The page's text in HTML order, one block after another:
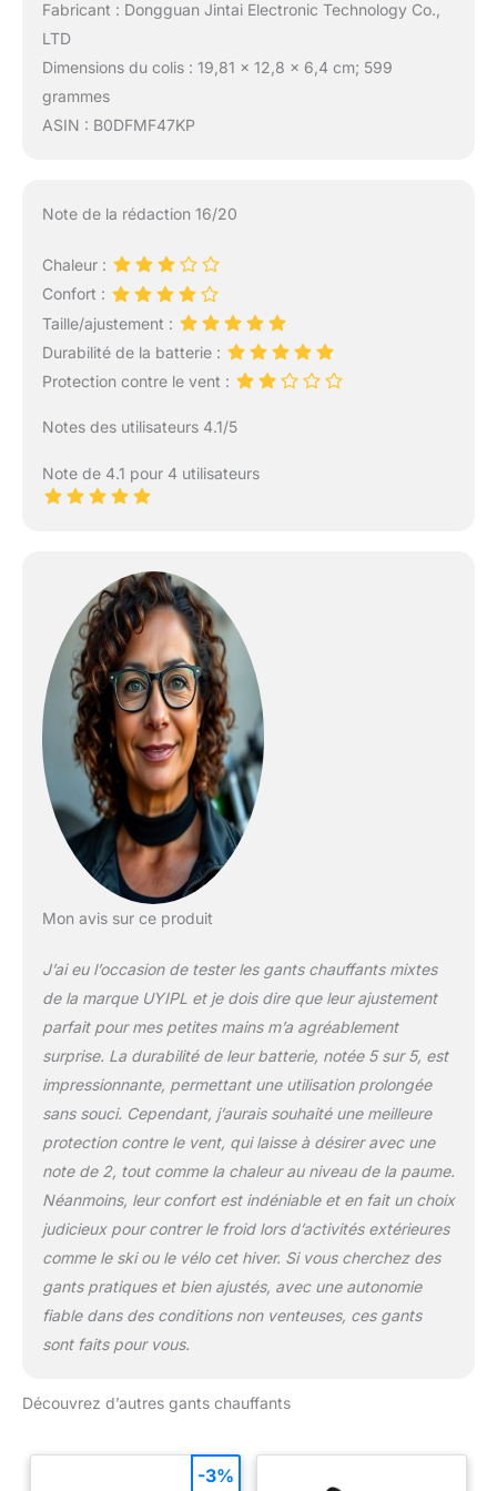
Fabricant : Dongguan Jintai Electronic Technology Co.,
LTD
Dimensions du colis : 19,81 x 12,8 x 6,4 cm; 599
grammes
ASIN : B0DFMF47KP
Note de la rédaction 16/20
Chaleur :
Confort :
Taille/ajustement :
Durabilité de la batterie :
Protection contre le vent :
Notes des utilisateurs 4.1/5
Note de 4.1 pour 4 utilisateurs
Mon avis sur ce produit
J’ai eu l’occasion de tester les gants chauffants mixtes
de la marque UYIPL et je dois dire que leur ajustement
parfait pour mes petites mains m’a agréablement
surprise. La durabilité de leur batterie, notée 5 sur 5, est
impressionnante, permettant une utilisation prolongée
sans souci. Cependant, j’aurais souhaité une meilleure
protection contre le vent, qui laisse à désirer avec une
note de 2, tout comme la chaleur au niveau de la paume.
Néanmoins, leur confort est indéniable et en fait un choix
judicieux pour contrer le froid lors d’activités extérieures
comme le ski ou le vélo cet hiver. Si vous cherchez des
gants pratiques et bien ajustés, avec une autonomie
fiable dans des conditions non venteuses, ces gants
sont faits pour vous.
Découvrez d’autres gants chauffants
-3%